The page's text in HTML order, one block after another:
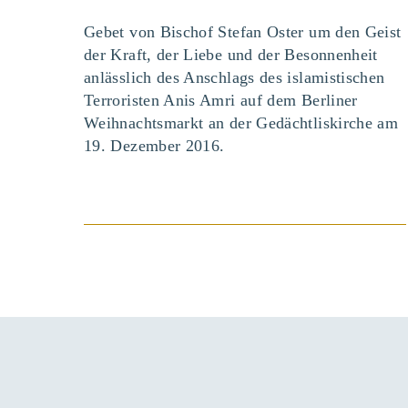
Gebet von Bischof Stefan Oster um den Geist
der Kraft, der Liebe und der Besonnenheit
anlässlich des Anschlags des islamistischen
Terroristen Anis Amri auf dem Berliner
Weihnachtsmarkt an der Gedächtliskirche am
19. Dezember 2016.